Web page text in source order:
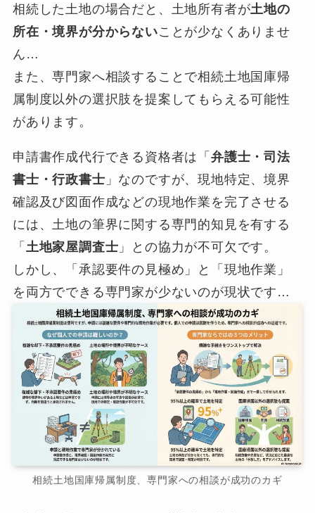
相続した土地の場合だと、土地所有者が土地の
所在・境界が分からないことが少なくありませ
ん…
また、専門家へ相談することで相続土地国庫帰
属制度以外の選択肢を提案してもらえる可能性
があります。
申請書作成代行できる資格者は「弁護士・司法
書士・行政書士 」なのですが、現地特定、境界
確認及び図面作成などの現地作業を完了させる
には、土地の筆界に関する専門的知見を有する
「 土地家屋調査士 」との協力が不可欠です。
しかし、「承認要件の見極め」と「現地作業」
を両方でできる専門家が少ないのが現状です…
相続土地国庫帰属制度、専門家への相談が成功のカギ